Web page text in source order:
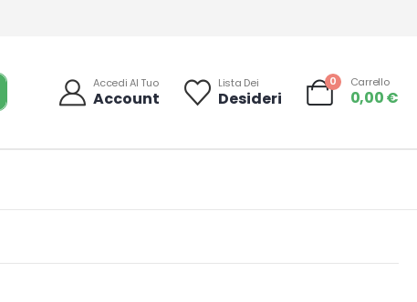
Accedi Al Tuo
Account
Lista Dei
Desideri
0 Carrello
0,00€